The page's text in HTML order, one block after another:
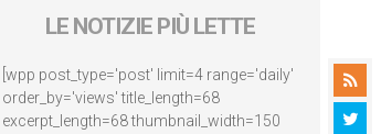
LE NOTIZIE PIÙ LETTE
[wpp post_type='post' limit=4 range='daily'
order_by='views' title_length=68
excerpt_length=68 thumbnail_width=150